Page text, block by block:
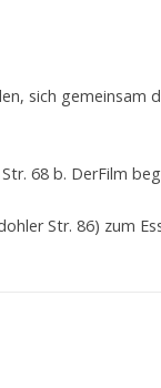
sich gemeinsam
68 b. DerFilm
Str. 86) zum